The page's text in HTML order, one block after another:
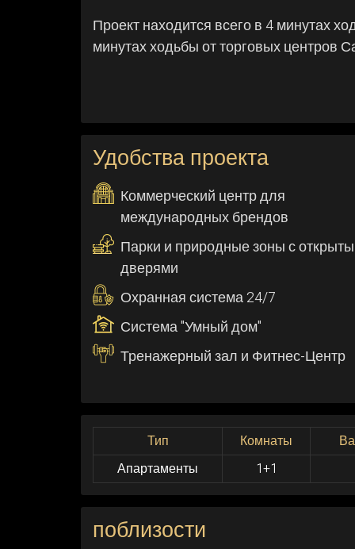
Проект находится всего в 4 минутах
минутах ходьбы от торговых
Удобства проекта
Коммерческий центр для
международных брендов
Парки и природные зоны с
дверями
Охранная система 24/7
Система "Умный дом"
Тренажерный зал и Фитнес-Центр
Тип Комнаты
Апартаменты
1+1
поблизости